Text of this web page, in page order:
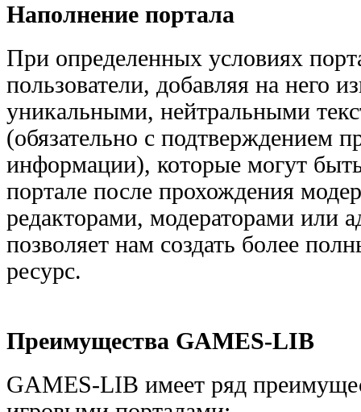
Наполнение портала
При определенных условиях
пользователи, добавляя на него
уникальными, нейтральными
(обязательно с подтверждением
информации), которые могут
портале после прохождения
редакторами, модераторами или
позволяет нам создать более
ресурс.
Преимущества GAMES-LIB
GAMES-LIB имеет ряд